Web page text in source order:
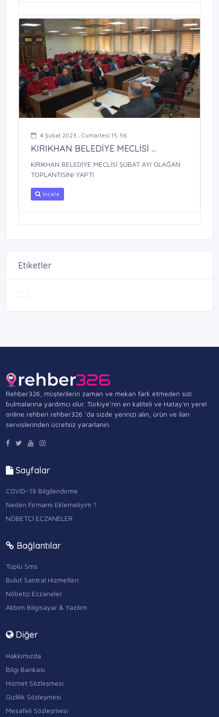
4 Şubat 2023 , Cumartesi 15:56
KIRIKHAN BELEDİYE MECLİSİ ...
KIRIKHAN BELEDİYE MECLİSİ ŞUBAT AYI OLAĞAN
TOPLANTISINI YAPTI
İncele
Etiketler
Rehber326, müşterilerin zaman ve mekan fark etmeden sizi
bulmalarına yardımcı olur. Türkiye’nin en kaliteli ve Hatay'ın yerel
online rehberi rehber326 ‘da sizde yerinizi alın, ürün ve ilan
servislerinden ücretsiz yararlanın.
Sayfalar
COVID-19 Bilgilendirme
Neden Firmamı Eklemeliyim ?
NÖBETÇİ ECZANELER
Bağlantılar
Toplu Sms
Bulut Santral Hizmetleri
Nöbetçi Eczaneler
Akbim Bilgisayar & Yazılım
Diğer
Hakkımızda
Bilgi Bankası
Hizmet Sözleşmesi
Gizlilik Sözleşmesi
Mesafeli Sözleşmesi